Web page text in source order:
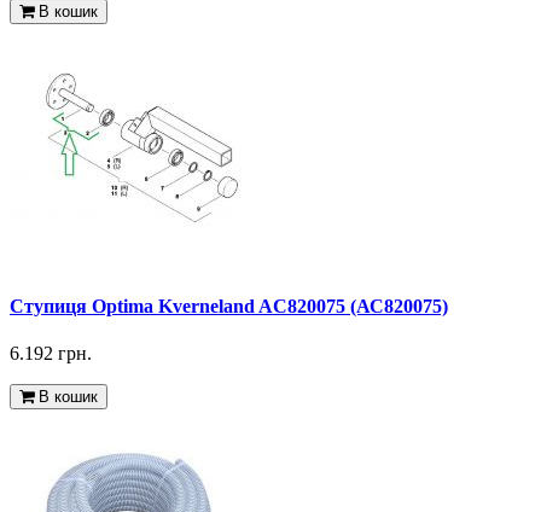
В кошик
Ступиця Optima Kverneland AC820075 (АС820075)
6.192 грн.
В кошик